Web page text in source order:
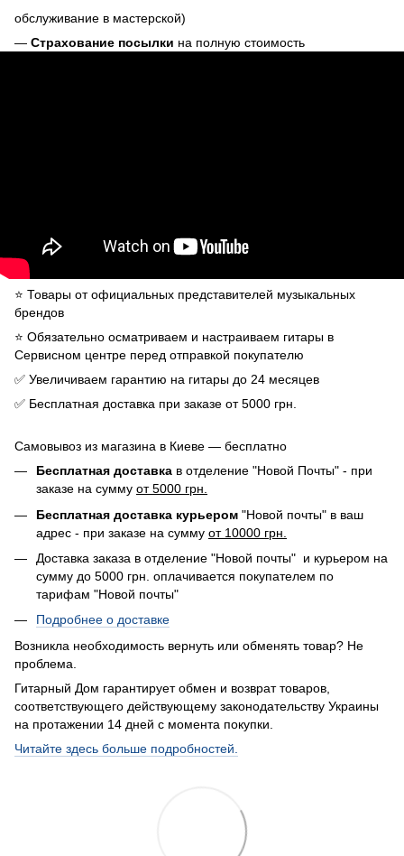
обслуживание в мастерской)
— Страхование посылки на полную стоимость
⭐️ Товары от официальных представителей музыкальных
брендов
⭐️ Обязательно осматриваем и настраиваем гитары в
Сервисном центре перед отправкой покупателю
✅ Увеличиваем гарантию на гитары до 24 месяцев
✅ Бесплатная доставка при заказе от 5000 грн.
Самовывоз из магазина в Киеве — бесплатно
Бесплатная доставка в отделение "Новой Почты" - при
заказе на сумму от 5000 грн.
Бесплатная доставка курьером "Новой почты" в ваш
адрес - при заказе на сумму от 10000 грн.
Доставка заказа в отделение "Новой почты" и курьером на
сумму до 5000 грн. оплачивается покупателем по
тарифам "Новой почты"
Подробнее о доставке
Возникла необходимость вернуть или обменять товар? Не
проблема.
Гитарный Дом гарантирует обмен и возврат товаров,
соответствующего действующему законодательству Украины
на протажении 14 дней с момента покупки.
Читайте здесь больше подробностей.